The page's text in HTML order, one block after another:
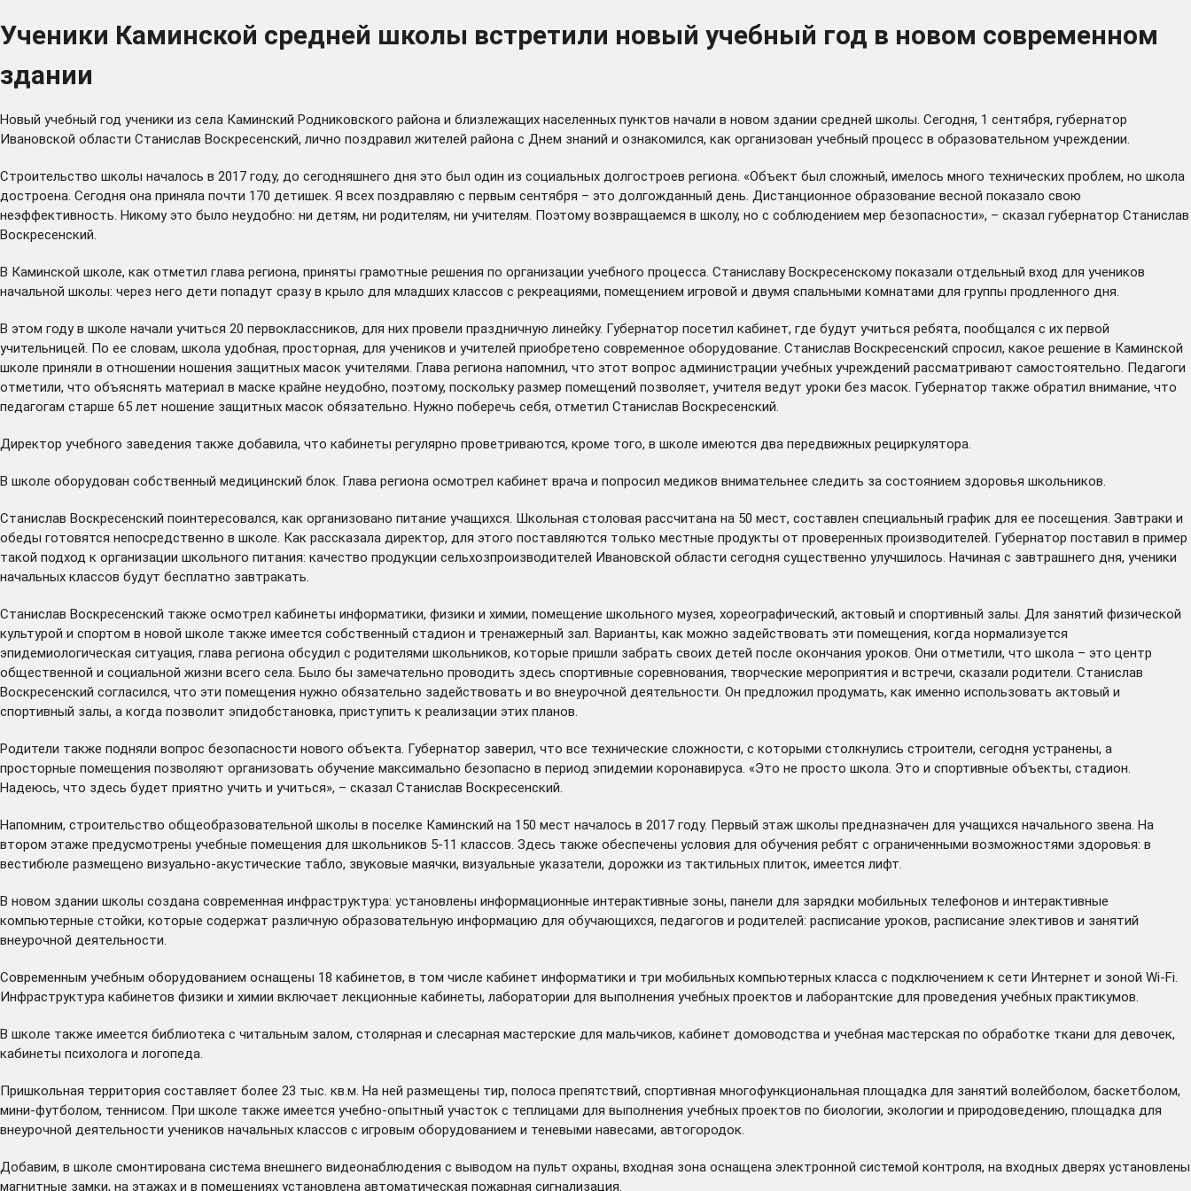
Ученики Каминской средней школы встретили новый учебный год в новом современном
здании
Новый учебный год ученики из села Каминский Родниковского района и близлежащих населенных пунктов начали в новом здании средней школы. Сегодня, 1 сентября, губернатор
Ивановской области Станислав Воскресенский, лично поздравил жителей района с Днем знаний и ознакомился, как организован учебный процесс в образовательном учреждении.
Строительство школы началось в 2017 году, до сегодняшнего дня это был один из социальных долгостроев региона. «Объект был сложный, имелось много технических проблем, но школа
достроена. Сегодня она приняла почти 170 детишек. Я всех поздравляю с первым сентября – это долгожданный день. Дистанционное образование весной показало свою
неэффективность. Никому это было неудобно: ни детям, ни родителям, ни учителям. Поэтому возвращаемся в школу, но с соблюдением мер безопасности», – сказал губернатор Станислав
Воскресенский.
В Каминской школе, как отметил глава региона, приняты грамотные решения по организации учебного процесса. Станиславу Воскресенскому показали отдельный вход для учеников
начальной школы: через него дети попадут сразу в крыло для младших классов с рекреациями, помещением игровой и двумя спальными комнатами для группы продленного дня.
В этом году в школе начали учиться 20 первоклассников, для них провели праздничную линейку. Губернатор посетил кабинет, где будут учиться ребята, пообщался с их первой
учительницей. По ее словам, школа удобная, просторная, для учеников и учителей приобретено современное оборудование. Станислав Воскресенский спросил, какое решение в Каминской
школе приняли в отношении ношения защитных масок учителями. Глава региона напомнил, что этот вопрос администрации учебных учреждений рассматривают самостоятельно. Педагоги
отметили, что объяснять материал в маске крайне неудобно, поэтому, поскольку размер помещений позволяет, учителя ведут уроки без масок. Губернатор также обратил внимание, что
педагогам старше 65 лет ношение защитных масок обязательно. Нужно поберечь себя, отметил Станислав Воскресенский.
Директор учебного заведения также добавила, что кабинеты регулярно проветриваются, кроме того, в школе имеются два передвижных рециркулятора.
В школе оборудован собственный медицинский блок. Глава региона осмотрел кабинет врача и попросил медиков внимательнее следить за состоянием здоровья школьников.
Станислав Воскресенский поинтересовался, как организовано питание учащихся. Школьная столовая рассчитана на 50 мест, составлен специальный график для ее посещения. Завтраки и
обеды готовятся непосредственно в школе. Как рассказала директор, для этого поставляются только местные продукты от проверенных производителей. Губернатор поставил в пример
такой подход к организации школьного питания: качество продукции сельхозпроизводителей Ивановской области сегодня существенно улучшилось. Начиная с завтрашнего дня, ученики
начальных классов будут бесплатно завтракать.
Станислав Воскресенский также осмотрел кабинеты информатики, физики и химии, помещение школьного музея, хореографический, актовый и спортивный залы. Для занятий физической
культурой и спортом в новой школе также имеется собственный стадион и тренажерный зал. Варианты, как можно задействовать эти помещения, когда нормализуется
эпидемиологическая ситуация, глава региона обсудил с родителями школьников, которые пришли забрать своих детей после окончания уроков. Они отметили, что школа – это центр
общественной и социальной жизни всего села. Было бы замечательно проводить здесь спортивные соревнования, творческие мероприятия и встречи, сказали родители. Станислав
Воскресенский согласился, что эти помещения нужно обязательно задействовать и во внеурочной деятельности. Он предложил продумать, как именно использовать актовый и
спортивный залы, а когда позволит эпидобстановка, приступить к реализации этих планов.
Родители также подняли вопрос безопасности нового объекта. Губернатор заверил, что все технические сложности, с которыми столкнулись строители, сегодня устранены, а
просторные помещения позволяют организовать обучение максимально безопасно в период эпидемии коронавируса. «Это не просто школа. Это и спортивные объекты, стадион.
Надеюсь, что здесь будет приятно учить и учиться», – сказал Станислав Воскресенский.
Напомним, строительство общеобразовательной школы в поселке Каминский на 150 мест началось в 2017 году. Первый этаж школы предназначен для учащихся начального звена. На
втором этаже предусмотрены учебные помещения для школьников 5-11 классов. Здесь также обеспечены условия для обучения ребят с ограниченными возможностями здоровья: в
вестибюле размещено визуально-акустические табло, звуковые маячки, визуальные указатели, дорожки из тактильных плиток, имеется лифт.
В новом здании школы создана современная инфраструктура: установлены информационные интерактивные зоны, панели для зарядки мобильных телефонов и интерактивные
компьютерные стойки, которые содержат различную образовательную информацию для обучающихся, педагогов и родителей: расписание уроков, расписание элективов и занятий
внеурочной деятельности.
Современным учебным оборудованием оснащены 18 кабинетов, в том числе кабинет информатики и три мобильных компьютерных класса с подключением к сети Интернет и зоной Wi-Fi.
Инфраструктура кабинетов физики и химии включает лекционные кабинеты, лаборатории для выполнения учебных проектов и лаборантские для проведения учебных практикумов.
В школе также имеется библиотека с читальным залом, столярная и слесарная мастерские для мальчиков, кабинет домоводства и учебная мастерская по обработке ткани для девочек,
кабинеты психолога и логопеда.
Пришкольная территория составляет более 23 тыс. кв.м. На ней размещены тир, полоса препятствий, спортивная многофункциональная площадка для занятий волейболом, баскетболом,
мини-футболом, теннисом. При школе также имеется учебно-опытный участок с теплицами для выполнения учебных проектов по биологии, экологии и природоведению, площадка для
внеурочной деятельности учеников начальных классов с игровым оборудованием и теневыми навесами, автогородок.
Добавим, в школе смонтирована система внешнего видеонаблюдения с выводом на пульт охраны, входная зона оснащена электронной системой контроля, на входных дверях установлены
магнитные замки, на этажах и в помещениях установлена автоматическая пожарная сигнализация.